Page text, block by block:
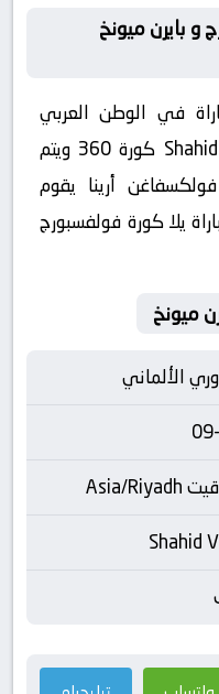
و بايرن ميونخ
في الوطن العربي
فضائيا على قناة شاهد – Shahid VIP كورة 360 ويتم
أرينا يقوم
يلا كورة فولفسبورج
ميونخ
الألماني